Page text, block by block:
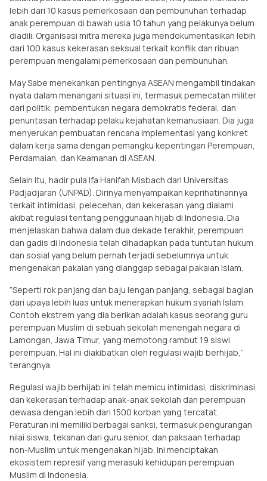
lebih dari 10 kasus pemerkosaan dan pembunuhan terhadap
anak perempuan di bawah usia 10 tahun yang pelakunya belum
diadili. Organisasi mitra mereka juga mendokumentasikan lebih
dari 100 kasus kekerasan seksual terkait konflik dan ribuan
perempuan mengalami pemerkosaan dan pembunuhan.
May Sabe menekankan pentingnya ASEAN mengambil tindakan
nyata dalam menangani situasi ini, termasuk pemecatan militer
dari politik, pembentukan negara demokratis federal, dan
penuntasan terhadap pelaku kejahatan kemanusiaan. Dia juga
menyerukan pembuatan rencana implementasi yang konkret
dalam kerja sama dengan pemangku kepentingan Perempuan,
Perdamaian, dan Keamanan di ASEAN.
Selain itu, hadir pula Ifa Hanifah Misbach dari Universitas
Padjadjaran (UNPAD). Dirinya menyampaikan keprihatinannya
terkait intimidasi, pelecehan, dan kekerasan yang dialami
akibat regulasi tentang penggunaan hijab di Indonesia. Dia
menjelaskan bahwa dalam dua dekade terakhir, perempuan
dan gadis di Indonesia telah dihadapkan pada tuntutan hukum
dan sosial yang belum pernah terjadi sebelumnya untuk
mengenakan pakaian yang dianggap sebagai pakaian Islam.
”Seperti rok panjang dan baju lengan panjang, sebagai bagian
dari upaya lebih luas untuk menerapkan hukum syariah Islam.
Contoh ekstrem yang dia berikan adalah kasus seorang guru
perempuan Muslim di sebuah sekolah menengah negara di
Lamongan, Jawa Timur, yang memotong rambut 19 siswi
perempuan. Hal ini diakibatkan oleh regulasi wajib berhijab,”
terangnya.
Regulasi wajib berhijab ini telah memicu intimidasi, diskriminasi,
dan kekerasan terhadap anak-anak sekolah dan perempuan
dewasa dengan lebih dari 1500 korban yang tercatat.
Peraturan ini memiliki berbagai sanksi, termasuk pengurangan
nilai siswa, tekanan dari guru senior, dan paksaan terhadap
non-Muslim untuk mengenakan hijab. Ini menciptakan
ekosistem represif yang merasuki kehidupan perempuan
Muslim di Indonesia.